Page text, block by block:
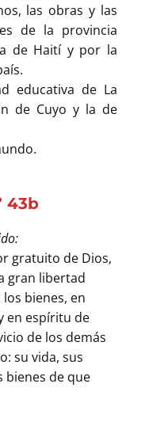
las obras y las
de la provincia
de Haití y por la
educativa de La
de Cuyo y la de
43b
gratuito de Dios,
gran libertad
bienes, en
en espíritu de
de los demás
su vida, sus
bienes de que